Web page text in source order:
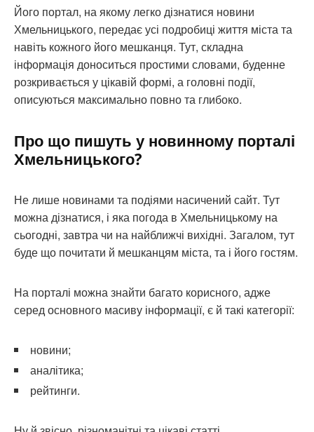
Його портал, на якому легко дізнатися новини
Хмельницького, передає усі подробиці життя міста та
навіть кожного його мешканця. Тут, складна
інформація доноситься простими словами, буденне
розкривається у цікавій формі, а головні події,
описуються максимально повно та глибоко.
Про що пишуть у новинному порталі
Хмельницького?
Не лише новинами та подіями насичений сайт. Тут
можна дізнатися, і яка погода в Хмельницькому на
сьогодні, завтра чи на найближчі вихідні. Загалом, тут
буде що почитати й мешканцям міста, та і його гостям.
На порталі можна знайти багато корисного, адже
серед основного масиву інформації, є й такі категорії:
новини;
аналітика;
рейтинги.